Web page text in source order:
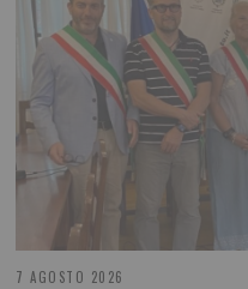
7 AGOSTO 2026